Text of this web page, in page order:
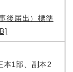
後届出）標準
本1部、副本2